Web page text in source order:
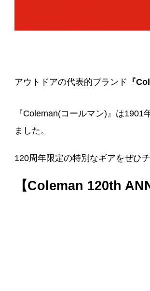
アウトドアの代表的ブランド 『
『Coleman(コールマン)』は
ました。
120周年限定の特別なギアをぜひ
【Coleman 120th